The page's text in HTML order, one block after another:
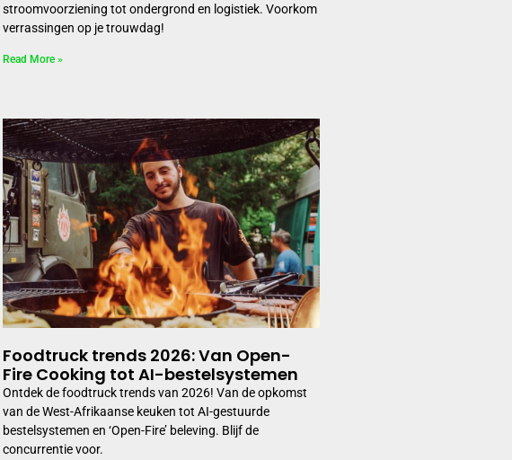
stroomvoorziening tot ondergrond en logistiek. Voorkom
verrassingen op je trouwdag!
Read More »
Foodtruck trends 2026: Van Open-
Fire Cooking tot AI-bestelsystemen
Ontdek de foodtruck trends van 2026! Van de opkomst
van de West-Afrikaanse keuken tot AI-gestuurde
bestelsystemen en ‘Open-Fire’ beleving. Blijf de
concurrentie voor.